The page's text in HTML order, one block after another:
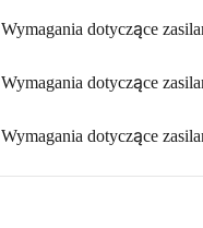
Wymagania dotyczące
Wymagania dotyczące
Wymagania dotyczące